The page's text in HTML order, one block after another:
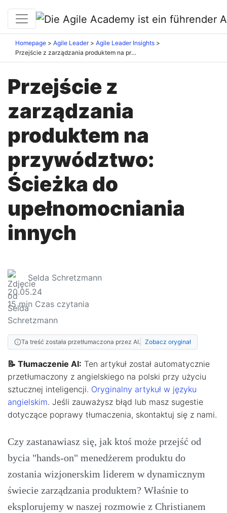
Homepage Agile Leader
Agile Leader Insights
Przejście z zarządzania produktem na przywództwo: Ścieżka do upełnomocniania innych
Przejście z
zarządzania
produktem na
przywództwo:
Ścieżka do
upełnomocniania
innych
Selda Schretzmann
20.05.24
15min Czas czytania
Ta treść została przetłumaczona przez AI. Zobacz oryginał
📝 Tłumaczenie AI: Ten artykuł został automatycznie
przetłumaczony z angielskiego na polski przy użyciu
sztucznej inteligencji. Oryginalny artykuł w języku
angielskim. Jeśli zauważysz błąd lub masz sugestie
dotyczące poprawy tłumaczenia, skontaktuj się z nami.
Czy zastanawiasz się, jak ktoś może przejść od
bycia "hands-on" menedżerem produktu do
zostania wizjonerskim liderem w dynamicznym
świecie zarządzania produktem? Właśnie to
eksplorujemy w naszej rozmowie z Christianem